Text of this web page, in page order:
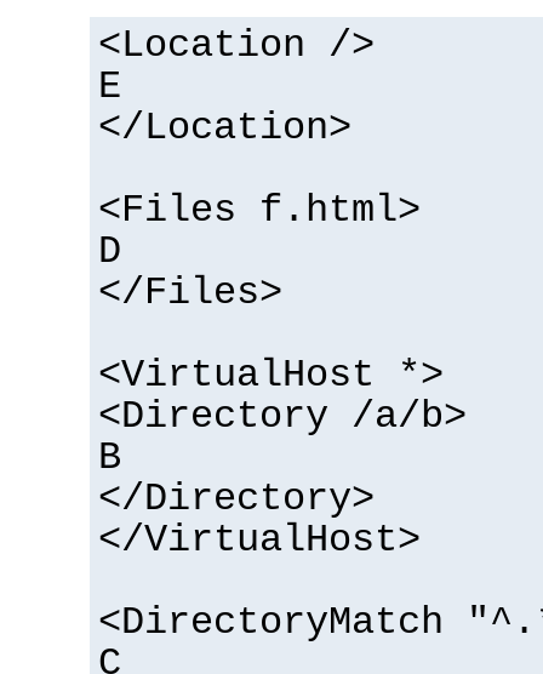
<Location />
E
</Location>
<Files f.html>
D
</Files>
<VirtualHost *>
<Directory /a/b>
B
</Directory>
</VirtualHost>
<DirectoryMatch
C